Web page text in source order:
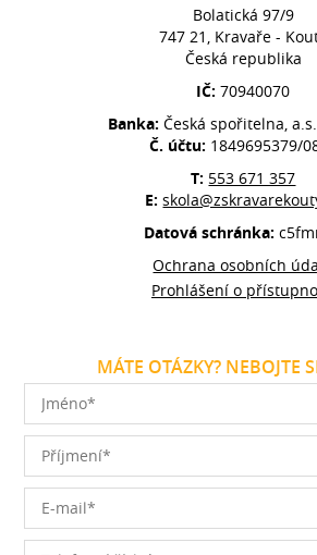
Bolatická 97/9
747 21, Kravaře -
Česká republika
IČ:70940070
Banka:Česká spořitelna,
Č. účtu: 1849695379/
T: 553 671 357
E:
Datová schránka:
Ochrana osobních
Prohlášení o
MÁTE OTÁZKY? NEBOJTE